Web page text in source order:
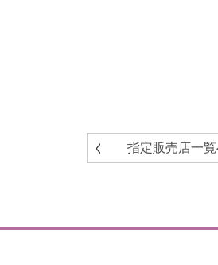
指定販売店一